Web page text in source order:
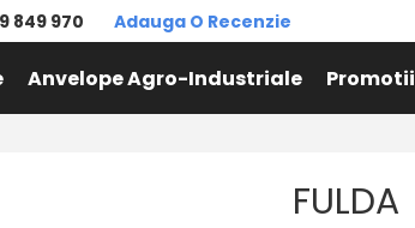
849 970 Adauga O Recenzie
Anvelope Agro-Industriale Promotii
FULDA